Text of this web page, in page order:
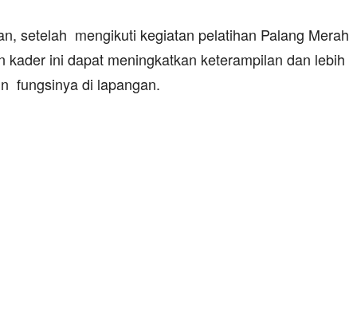
setelah mengikuti kegiatan pelatihan Palang Merah
kader ini dapat meningkatkan keterampilan dan lebih
fungsinya di lapangan.